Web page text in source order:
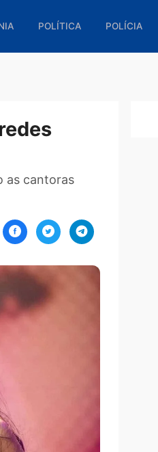
RONDÔNIA POLÍTICA
redes
as cantoras